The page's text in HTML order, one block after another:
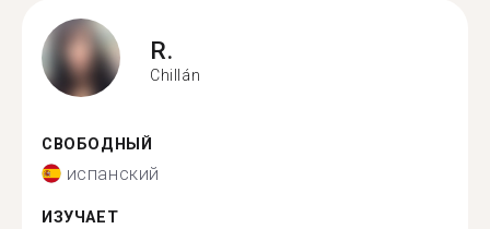
R.
Chillán
СВОБОДНЫЙ
испанский
ИЗУЧАЕТ